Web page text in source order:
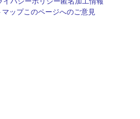
マップこのページへのご意見